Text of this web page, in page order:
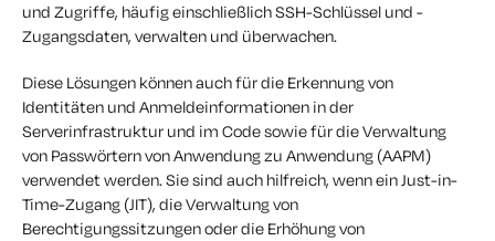
und Zugriffe, häufig einschließlich SSH-Schlüssel und -
Zugangsdaten, verwalten und überwachen.
Diese Lösungen können auch für die Erkennung von
Identitäten und Anmeldeinformationen in der
Serverinfrastruktur und im Code sowie für die Verwaltung
von Passwörtern von Anwendung zu Anwendung (AAPM)
verwendet werden. Sie sind auch hilfreich, wenn ein Just-in-
Time-Zugang (JIT), die Verwaltung von
Berechtigungssitzungen oder die Erhöhung von